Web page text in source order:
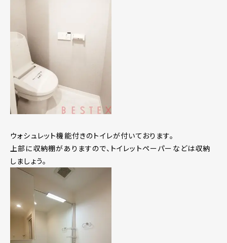
ウォシュレット機能付きのトイレが付いております。
上部に収納棚がありますので、トイレットペーパーなどは収納
しましょう。